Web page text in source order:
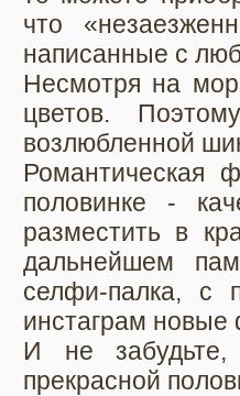
что
написанные с
Несмотря на
цветов.
возлюбленной
Романтическая
половинке -
разместить в
дальнейшем
селфи-палка, с
инстаграм новые
И не
прекрасной